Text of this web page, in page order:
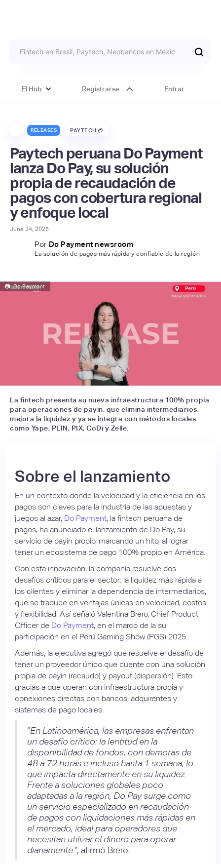
El Hub Registrarse Entrar
RELEASES PAYTECH 💳
Paytech peruana Do Payment
lanza Do Pay, su solución
propia de recaudación de
pagos con cobertura regional
y enfoque local
June 24, 2025
Por Do Payment newsroom
La solución de pagos más rápida y confiable de la región
📷 Do Payment
La fintech presenta su nueva infraestructura 100% propia
para operaciones de payin, que elimina intermediarios,
mejora la liquidez y ya se integra con métodos locales
como Yape, PLIN, PIX, CoDi y Zelle.
Sobre el lanzamiento
En un contexto donde la velocidad y la eficiencia en los
pagos son claves para la industria de las apuestas y
juegos al azar, Do Payment, la fintech peruana de
pagos, ha anunciado el lanzamiento de Do Pay, su
servicio de payin propio, marcando un hito, al lograr
tener un ecosistema de pago 100% propio en América.
Con esta innovación, la compañía resuelve dos
desafíos críticos para el sector: la liquidez más rápida a
los clientes y eliminar la dependencia de intermediarios,
que se traduce en ventajas únicas en velocidad, costos
y flexibilidad. Así señaló Valentina Brero, Chief Product
Officer de Do Payment, en el marco de la su
participación en el Perú Gaming Show (PGS) 2025.
Además, la ejecutiva agregó que resuelve el desafío de
tener un proveedor único que cuente con una solución
propia de payin (recaudo) y payout (dispersión). Esto
gracias a que operan con infraestructura propia y
conexiones directas con bancos, adquirentes y
sistemas de pago locales.
“En Latinoamérica, las empresas enfrentan
un desafío crítico: la lentitud en la
disponibilidad de fondos, con demoras de
48 a 72 horas e incluso hasta 1 semana, lo
que impacta directamente en su liquidez.
Frente a soluciones globales poco
adaptadas a la región, Do Pay surge como
un servicio especializado en recaudación
de pagos con liquidaciones más rápidas en
el mercado, ideal para operadores que
necesitan utilizar el dinero para operar
diariamente.", afirmó Brero.